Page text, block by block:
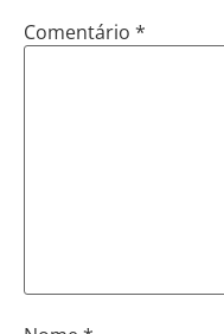
Comentário *